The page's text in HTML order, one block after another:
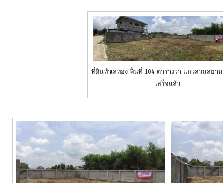
ที่ดินทำเลทอง พื้นที่ 104 ตารางวา แถวสวนสยา
เสร็จแล้ว